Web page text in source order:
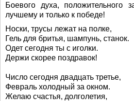
Боевого духа, положительного
лучшему и только к победе!
Носки, трусы лежат на полке,
Гель для бритья, шампунь, станок.
Одет сегодня ты с иголки.
Держи скорее поздравок!
Число сегодня двадцать третье,
Февраль холодный за окном.
Желаю счастья, долголетия,